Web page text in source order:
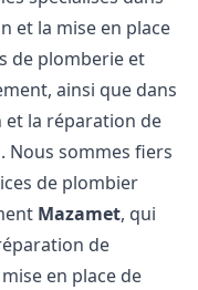
et la mise en place
de plomberie et
ainsi que dans
et la réparation de
Nous sommes fiers
de plombier
Mazamet, qui
de
en place de